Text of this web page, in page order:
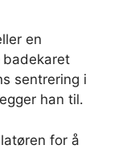
en
badekaret
sentrering i
han til.
for å